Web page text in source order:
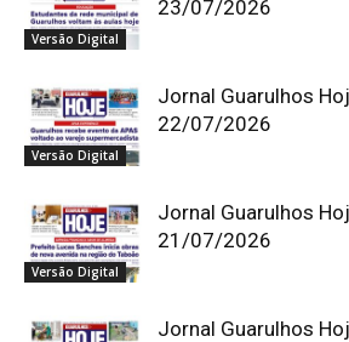
Versão Digital
23/07/2026
Versão Digital
Jornal Guarulhos
22/07/2026
Versão Digital
Jornal Guarulhos
21/07/2026
Jornal Guarulhos